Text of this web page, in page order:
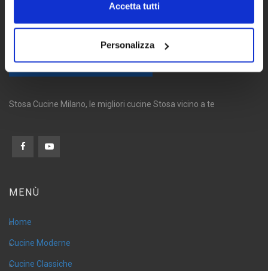
Accetta tutti
Personalizza
Stosa Cucine Milano, le migliori cucine Stosa vicino a te
MENÙ
Home
Cucine Moderne
Cucine Classiche